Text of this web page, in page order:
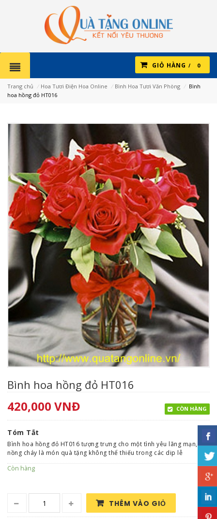
GIỎ HÀNG 0
Trang chủ ⁄ Hoa Tươi Điện Hoa Online ⁄ Bình Hoa Tươi Văn Phòng ⁄ Bình
hoa hồng đỏ HT016
Bình hoa hồng đỏ HT016
420,000 VNĐ CÒN HÀNG
Tóm Tắt
Bình hoa hồng đỏ HT016 tượng trưng cho một tình yêu lãng mạn,
nồng cháy là món quà tặng không thể thiếu trong các dip lễ
Còn hàng
THÊM VÀO GIỎ